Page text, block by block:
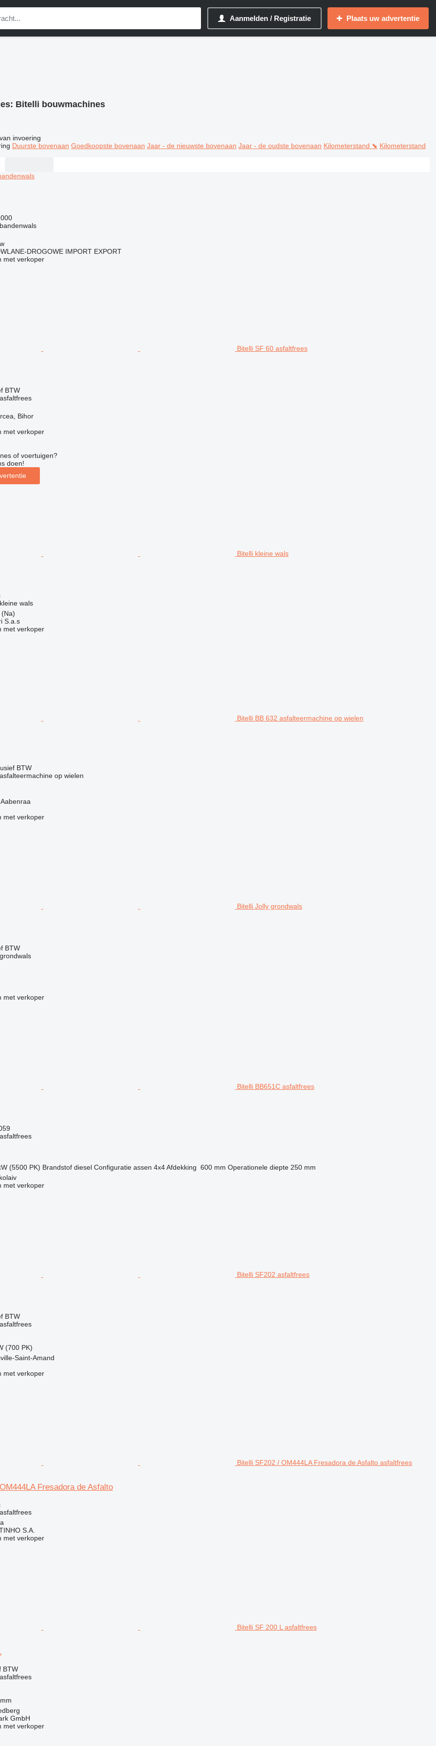
Aanmelden / Registratie Plaats uw advertentie
Bitelli bouwmachines
invoering
Duurste bovenaan Goedkoopste bovenaan Jaar - de nieuwste bovenaan Jaar - de oudste bovenaan Kilometerstand ⬊ Kilometerstand
DROGOWE IMPORT EXPORT
met verkoper
Bitelli SF 60 asfaltfrees
BTW
Bihor
met verkoper
of voertuigen?
doen!
Bitelli kleine wals
wals
S.a.s
met verkoper
Bitelli BB 632 asfalteermachine op wielen
BTW
op wielen
met verkoper
Bitelli Jolly grondwals
BTW
met verkoper
Bitelli BB651C asfaltfrees
(5500 PK) Brandstof diesel Configuratie assen 4x4 Afdekking 600 mm Operationele diepte 250 mm
met verkoper
Bitelli SF202 asfaltfrees
BTW
(700 PK)
Saint-Amand
met verkoper
Bitelli SF202 / OM444LA Fresadora de Asfalto asfaltfrees
Fresadora de Asfalto
S.A.
met verkoper
Bitelli SF 200 L asfaltfrees
BTW
GmbH
met verkoper